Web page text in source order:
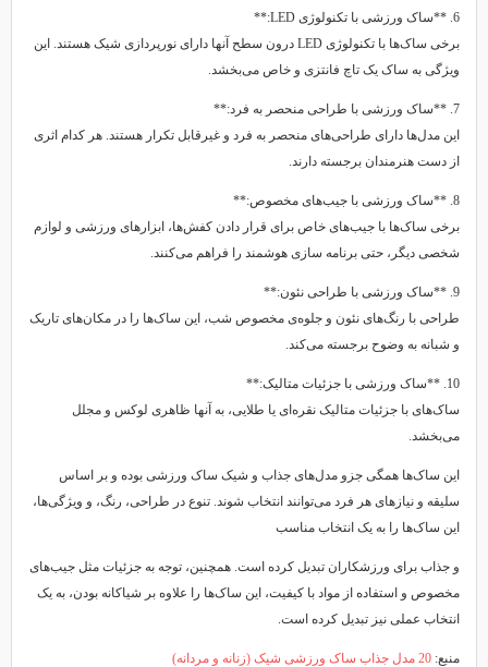
6. **ساک ورزشی با تکنولوژی LED:**
برخی ساک‌ها با تکنولوژی LED درون سطح آنها دارای نورپردازی شیک هستند. این
ویژگی به ساک یک تاچ فانتزی و خاص می‌بخشد.
7. **ساک ورزشی با طراحی منحصر به فرد:**
این مدل‌ها دارای طراحی‌های منحصر به فرد و غیرقابل تکرار هستند. هر کدام اثری
از دست هنرمندان برجسته دارند.
8. **ساک ورزشی با جیب‌های مخصوص:**
برخی ساک‌ها با جیب‌های خاص برای قرار دادن کفش‌ها، ابزارهای ورزشی و لوازم
شخصی دیگر، حتی برنامه سازی هوشمند را فراهم می‌کنند.
9. **ساک ورزشی با طراحی نئون:**
طراحی با رنگ‌های نئون و جلوه‌ی مخصوص شب، این ساک‌ها را در مکان‌های تاریک
و شبانه به وضوح برجسته می‌کند.
10. **ساک ورزشی با جزئیات متالیک:**
ساک‌های با جزئیات متالیک نقره‌ای یا طلایی، به آنها ظاهری لوکس و مجلل
می‌بخشد.
این ساک‌ها همگی جزو مدل‌های جذاب و شیک ساک ورزشی بوده و بر اساس
سلیقه و نیازهای هر فرد می‌توانند انتخاب شوند. تنوع در طراحی، رنگ، و ویژگی‌ها،
این ساک‌ها را به یک انتخاب مناسب
و جذاب برای ورزشکاران تبدیل کرده است. همچنین، توجه به جزئیات مثل جیب‌های
مخصوص و استفاده از مواد با کیفیت، این ساک‌ها را علاوه بر شیاکانه بودن، به یک
انتخاب عملی نیز تبدیل کرده است.
منبع: 20 مدل جذاب ساک ورزشی شیک (زنانه و مردانه)